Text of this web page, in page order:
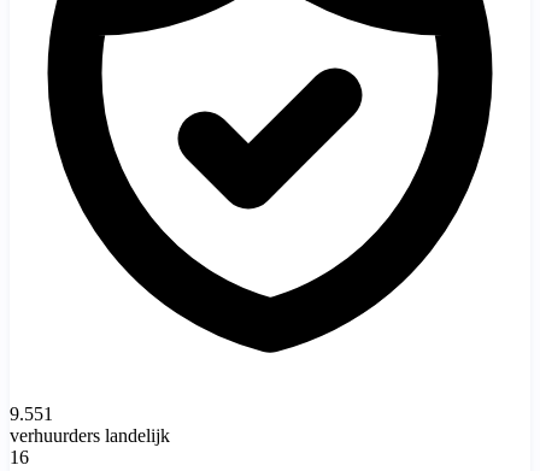
9.551
verhuurders landelijk
16